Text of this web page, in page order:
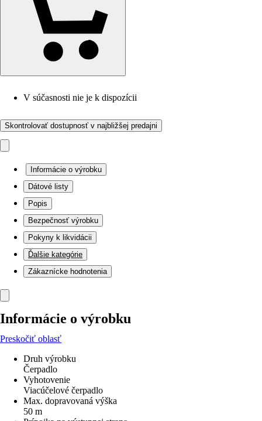
V súčasnosti nie je k dispozícii
Skontrolovať dostupnosť v najbližšej predajni
Informácie o výrobku
Dátové listy
Popis
Bezpečnosť výrobku
Pokyny k likvidácii
Ďalšie kategórie
Zákaznícke hodnotenia
Informácie o výrobku
Preskočiť oblasť
Druh výrobku
Čerpadlo
Vyhotovenie
Viacúčelové čerpadlo
Max. dopravovaná výška
50 m